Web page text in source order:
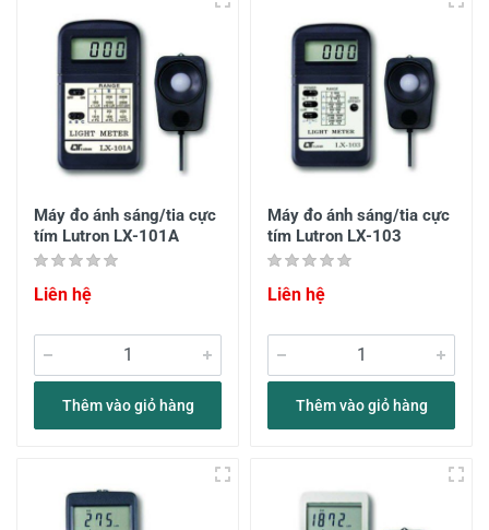
Máy đo ánh sáng/tia cực
tím Lutron LX-101A
Liên hệ
Thêm vào giỏ hàng
Máy đo ánh sáng/tia cực
tím Lutron LX-103
Liên hệ
Thêm vào giỏ hàng